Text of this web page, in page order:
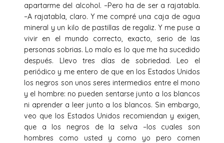
apartarme del alcohol. –Pero ha de ser a rajatabla.
–A rajatabla, claro. Y me compré una caja de agua
mineral y un kilo de pastillas de regaliz. Y me puse a
vivir en el mundo correcto, exacto, serio de las
personas sobrias. Lo malo es lo que me ha sucedido
después. Llevo tres días de sobriedad. Leo el
periódico y me entero de que en los Estados Unidos
los negros son unos seres intermedios entre el mono
y el hombre: no pueden sentarse junto a los blancos
ni aprender a leer junto a los blancos. Sin embargo,
veo que los Estados Unidos recomiendan y exigen,
que a los negros de la selva –los cuales son
hombres como usted y como yo pero comen